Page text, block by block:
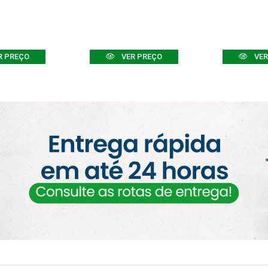
PREÇO VER PREÇO